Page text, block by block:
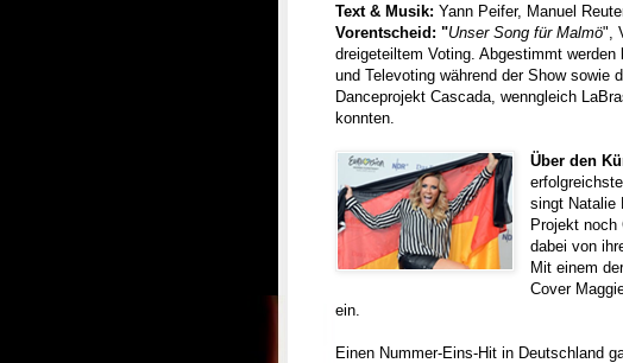
Text & Musik: Yann Peifer, Manuel
Vorentscheid: "Unser Song für Malmö",
dreigeteiltem Voting. Abgestimmt
und Televoting während der Show sowie
Danceprojekt Cascada, wenngleich
konnten.
Über den
singt Natalie
Projekt noch
dabei von
Mit einem
Cover
ein.
Einen Nummer-Eins-Hit in Deutschland